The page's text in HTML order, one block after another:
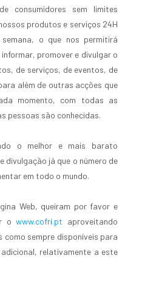
consumidores sem limites
produtos e serviços 24H
o que nos permitirá
promover e divulgar o
de serviços, de eventos, de
além de outras acções que
momento, com todas as
pessoas são conhecidas.
o melhor e mais barato
divulgação já que o número de
em todo o mundo.
Web, queiram por favor e
owww.cofri.pt aproveitando
como sempre disponíveis para
relativamente a este